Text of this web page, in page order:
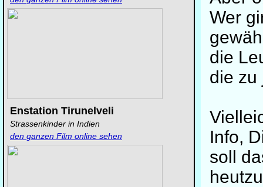
Enstation Tirunelveli
Strassenkinder in Indien
den ganzen Film online sehen
Wer
die
die zu
Info,
soll